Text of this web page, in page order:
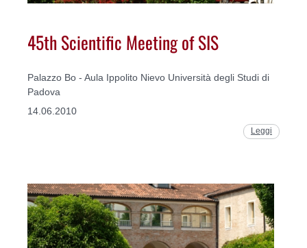
45th Scientific Meeting of SIS
Palazzo Bo - Aula Ippolito Nievo Università degli Studi di
Padova
14.06.2010
Leggi